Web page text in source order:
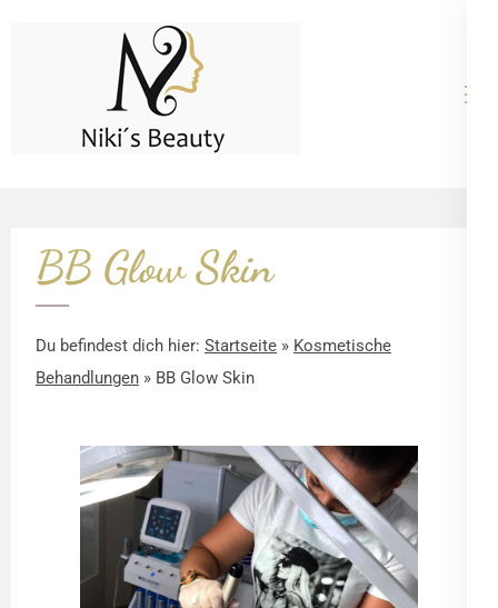
BB Glow Skin
Du befindest dich hier: Startseite » Kosmetische
Behandlungen » BB Glow Skin